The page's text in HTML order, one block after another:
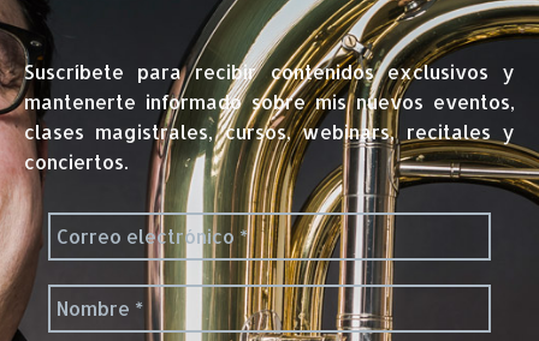
Suscríbete para recibir contenidos exclusivos y
mantenerte informado sobre mis nuevos eventos,
clases magistrales, cursos, webinars, recitales y
conciertos.